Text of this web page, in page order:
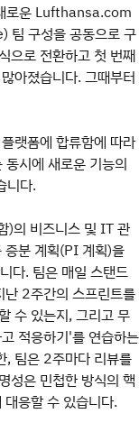
로운 Lufthansa.com
팀 구성을 공동으로 구
으로 전환하고 첫 번째
아졌습니다. 그때부터
랫폼에 합류함에 따라
시에 새로운 기능의
니다.
의 비즈니스 및 IT 관
분 계획(PI 계획)을
다. 팀은 매일 스탠드
난 2주간의 스프린트를
수 있는지, 그리고 무
적응하기'를 연습하는
, 팀은 2주마다 리뷰를
성은 민첩한 방식의 핵
응할 수 있습니다.